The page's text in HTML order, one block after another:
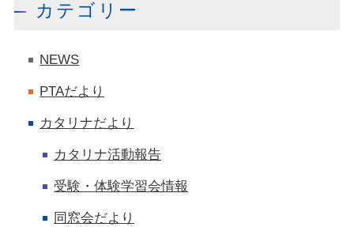
カテゴリー
NEWS
PTAだより
カタリナだより
カタリナ活動報告
受験・体験学習会情報
同窓会だより